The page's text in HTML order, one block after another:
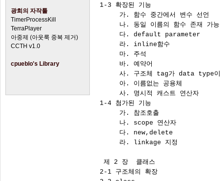
광희의 자작툴
TimerProcessKill
TerraPlayer
아중제 (아웃룩 중복 제거)
CCTH v1.0
cpueblo's Library